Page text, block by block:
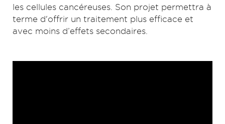
les cellules cancéreuses. Son projet permettra à
terme d'offrir un traitement plus efficace et
avec moins d’effets secondaires.